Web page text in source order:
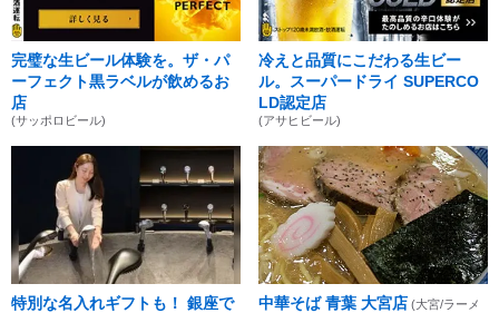
完璧な生ビール体験を。ザ・パ
ーフェクト黒ラベルが飲めるお
店
(サッポロビール)
冷えと品質にこだわる生ビー
ル。スーパードライ SUPERCO
LD認定店
(アサヒビール)
特別な名入れギフトも！ 銀座で
中華そば 青葉 大宮店 (大宮/ラーメ